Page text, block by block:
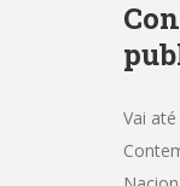
Vai